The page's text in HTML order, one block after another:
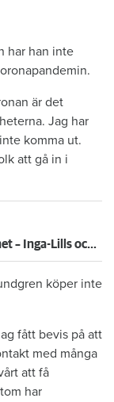
har han inte
är det
Jag har
komma ut.
att gå in i
Hotet om böter blev verklighet – Inga-Lills och Stirlings hyresvärdar får betala 75 000: ”Herregud så onödigt”
köper inte
fått bevis på att
med många
att få
har